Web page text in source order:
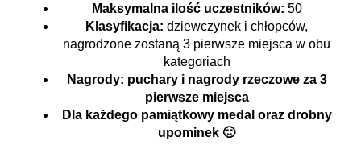
Maksymalna ilość uczestników: 50
Klasyfikacja: dziewczynek i chłopców,
nagrodzone zostaną 3 pierwsze miejsca w obu
kategoriach
Nagrody: puchary i nagrody rzeczowe za 3
pierwsze miejsca
Dla każdego pamiątkowy medal oraz drobny
upominek 🙂